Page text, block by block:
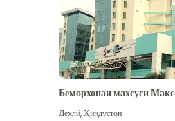
Беморхонаи махсуси Макс
Дехлй,Ҳиндустон